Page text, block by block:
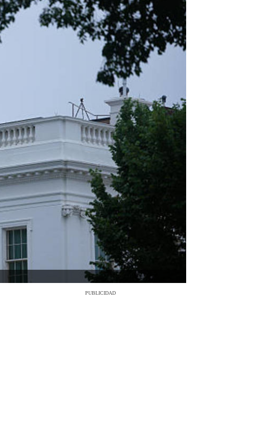
PUBLICIDAD